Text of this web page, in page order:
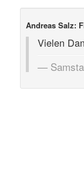
Andreas Salz:
Vielen